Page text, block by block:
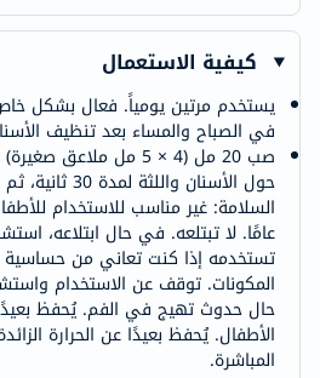
كيفية الاستعمال
يستخدم مرتين يومياً. فعال بشكل
في الصباح والمساء بعد تنظيف
صب 20 مل (4 × 5 مل
حول الأسنان
عامًا. لا تبتلعه. في حال ابتلاعه،
تستخدمه إذا كنت تعاني من
المكونات. توقف عن الاستخدام
حال حدوث تهيج في الفم. يُحفظ
الأطفال. يُحفظ بعيدًا عن الحرارة
المباشرة.